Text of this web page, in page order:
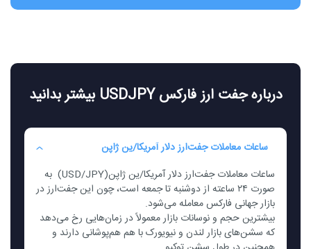
درباره جفت ارز فارکس USDJPY بیشتر بدانید
ساعات معاملات جفت‌ارز دلار آمریکا/ین ژاپن
ساعات معاملات جفت‌ارز دلار آمریکا/ین ژاپن(USD/JPY) به
صورت ۲۴ ساعته از دوشنبه تا جمعه است، چون این جفت‌ارز در
بازار جهانی فارکس معامله می‌شود.
بیشترین حجم و نوسانات بازار معمولاً در زمان‌هایی رخ می‌دهد
که سشن‌های بازار لندن و نیویورک با هم هم‌پوشانی دارند و